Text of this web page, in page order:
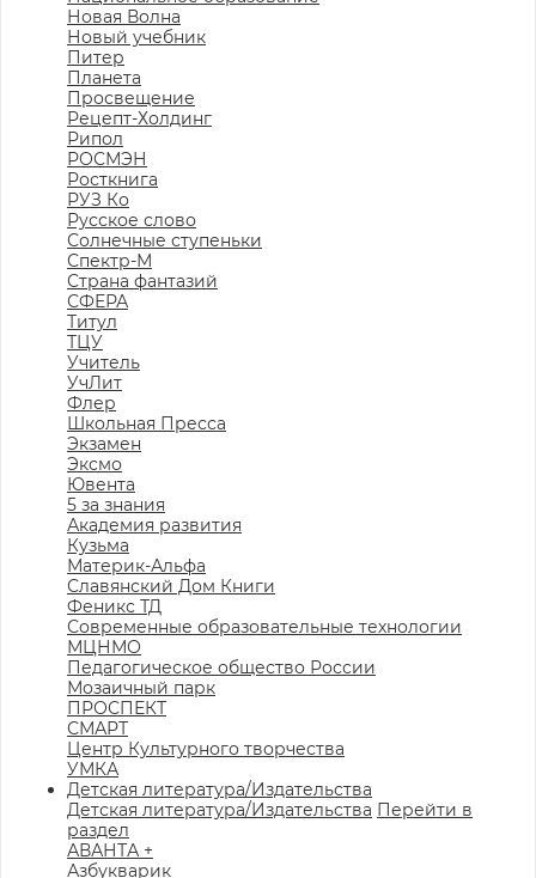
Новая Волна
Новый учебник
Питер
Планета
Просвещение
Рецепт-Холдинг
Рипол
РОСМЭН
Росткнига
РУЗ Ко
Русское слово
Солнечные ступеньки
Спектр-М
Страна фантазий
СФЕРА
Титул
ТЦУ
Учитель
УчЛит
Флер
Школьная Пресса
Экзамен
Эксмо
Ювента
5 за знания
Академия развития
Кузьма
Материк-Альфа
Славянский Дом Книги
Феникс ТД
Современные образовательные технологии
МЦНМО
Педагогическое общество России
Мозаичный парк
ПРОСПЕКТ
СМАРТ
Центр Культурного творчества
УМКА
Детская литература/Издательства
Детская литература/Издательства Перейти в
раздел
АВАНТА +
Азбукварик